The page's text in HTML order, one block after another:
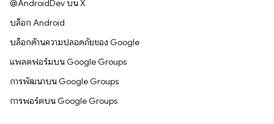
@AndroidDev บน X
บล็อก Android
บล็อกด้านความปลอดภัยของ Google
แพลตฟอร์มบน Google Groups
การพัฒนาบน Google Groups
การพอร์ตบน Google Groups